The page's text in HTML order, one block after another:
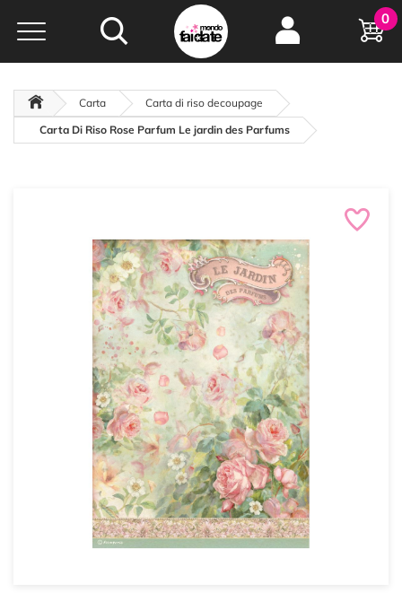
Hobby e
creatività...
oltre 15 anni online
0
Carta
Carta di riso decoupage
Carta Di Riso Rose Parfum Le jardin des Parfums